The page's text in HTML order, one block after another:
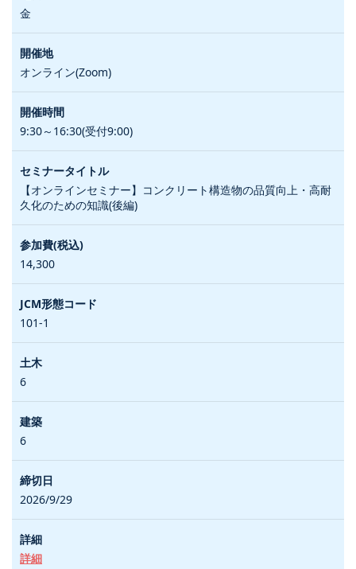
金
オンライン(Zoom)
9:30～16:30(受付9:00)
【オンラインセミナー】コンクリート構造物の品質向上・高耐
久化のための知識(後編)
14,300
101-1
6
6
2026/9/29
詳細